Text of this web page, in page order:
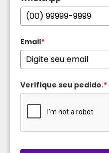
Email*
Verifique seu pedido.*